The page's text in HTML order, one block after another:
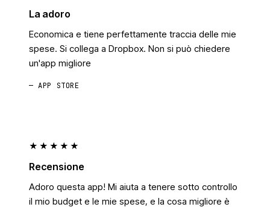
La adoro
Economica e tiene perfettamente traccia delle mie
spese. Si collega a Dropbox. Non si può chiedere
un'app migliore
— APP STORE
★★★★★
Recensione
Adoro questa app! Mi aiuta a tenere sotto controllo
il mio budget e le mie spese, e la cosa migliore è